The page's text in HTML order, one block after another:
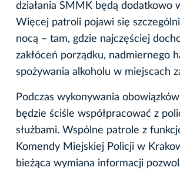
działania SMMK będą dodatkowo
Więcej patroli pojawi się
nocą – tam, gdzie najczęściej
zakłóceń porządku, nadmiernego
spożywania alkoholu w miejscach
Podczas wykonywania
będzie ściśle współpracować z
służbami. Wspólne patrole z
Komendy Miejskiej Policji w
bieżąca wymiana informacji